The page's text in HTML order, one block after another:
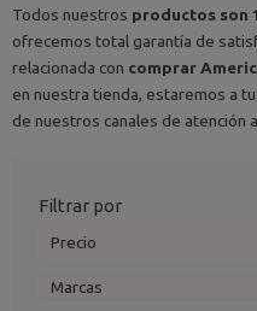
Todos nuestros productos son
ofrecemos total garantía de
relacionada con comprar
en nuestra tienda, estaremos a
de nuestros canales de atención
Filtrar por
Precio
Marcas